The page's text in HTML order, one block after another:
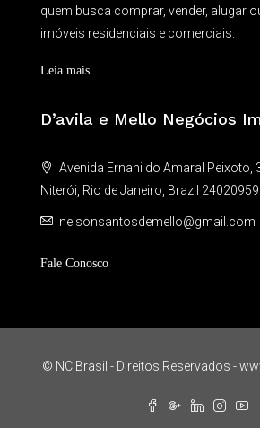
quem busca comprar, vender, alugar
imóveis residenciais e comerciais.
Leia mais
D’avila e Mello Negócios
Avenida Ernani do Amaral Peixoto,
Niterói, Rio de Janeiro, Brazil 24020959
nelsonsantosdemello@gmail.com
Fale Conosco
© NC Brasil - Direitos Reservados -